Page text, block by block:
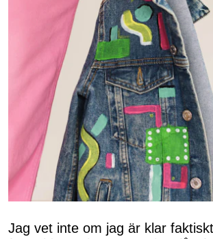
Jag vet inte om jag är klar